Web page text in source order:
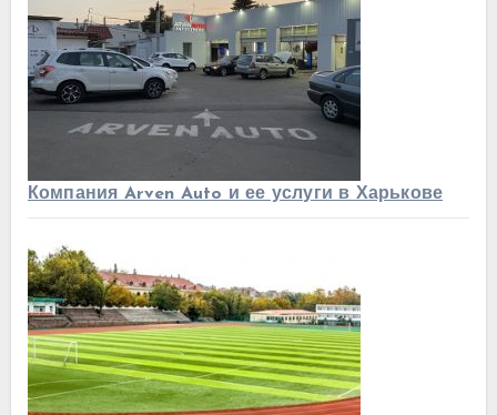
Компания Arven Auto и ее услуги в Харькове